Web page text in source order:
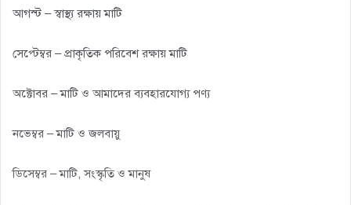
আগস্ট – স্বাস্থ্য রক্ষায় মাটি
সেপ্টেম্বর – প্রাকৃতিক পরিবেশ রক্ষায় মাটি
অক্টোবর – মাটি ও আমাদের ব্যবহারযোগ্য পণ্য
নভেম্বর – মাটি ও জলবায়ু
ডিসেম্বর – মাটি, সংস্কৃতি ও মানুষ